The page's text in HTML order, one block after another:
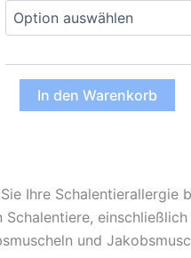
Schalentierallergie
Digitale
In den Warenkorb
Ihre Schalentierallergie
und